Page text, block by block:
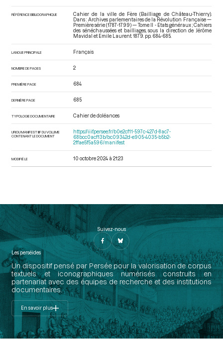
RÉFÉRENCE BIBLIOGRAPHIQUE
Cahier de la ville de Fère (Bailliage de Château-Thierry).
Dans : Archives parlementaires de la Révolution Française —
Première série (1787-1799) — Tome II - Etats généraux ; Cahiers
des sénéchaussées et bailliages, sous la direction de Jérôme
Mavidal et Emile Laurent. 1879. pp. 684-685.
LANGUE PRINCIPALE Français
NOMBRE DE PAGES 2
PREMIÈRE PAGE 684
DERNIÈRE PAGE 685
TYPOLOGIE DOCUMENTAIRE Cahier de doléances
URI DU MANIFEST IIIF DU VOLUME
CONTENANT LE DOCUMENT
https://iiif.persee.fr/b0e2cf11-597c-427d-8ac7-
68bcc0acf13b/bc09342d-e905-4035-b5b2-
2ffae5f5a596/manifest
MODIFIÉ LE 10 octobre 2024 à 21:23
Suivez-nous
Les perséides
Un dispositif pensé par Persée pour la valorisation de corpus
textuels et iconographiques numérisés construits en
partenariat avec des équipes de recherche et des institutions
documentaires.
En savoir plus